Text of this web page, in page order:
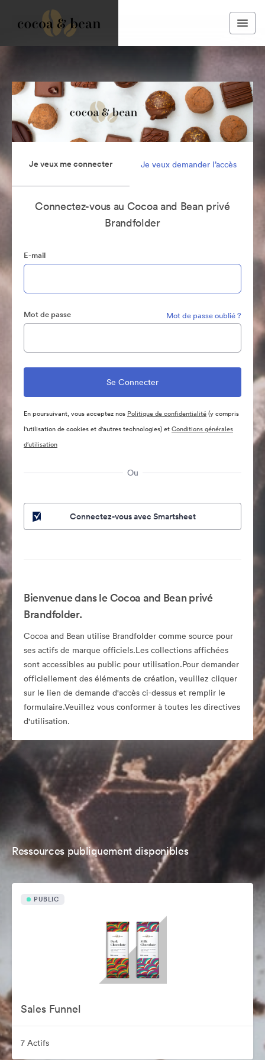
Je veux me connecter Je veux demander l’accès
Connectez-vous au Cocoa and Bean privé
Brandfolder
E-mail
Mot de passe Mot de passe oublié ?
En poursuivant, vous acceptez nos Politique de confidentialité(y compris
l'utilisation de cookies et d'autres technologies) etConditions générales
d’utilisation
Ou
Connectez-vous avec Smartsheet
Bienvenue dans le Cocoa and Bean privé
Brandfolder.
Cocoa and Bean utilise Brandfolder comme source pour
ses actifs de marque officiels.Les collections affichées
sont accessibles au public pour utilisation.Pour demander
officiellement des éléments de création, veuillez cliquer
sur le lien de demande d'accès ci-dessus et remplir le
formulaire.Veuillez vous conformer à toutes les directives
d'utilisation.
Ressources publiquement disponibles
PUBLIC
Sales Funnel
7 Actifs